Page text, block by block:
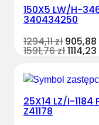
150X5 LW/H-
340434250
1294,11zł 905,88
1591,76zł1114,23
25X14 LZ/I-
Z41178